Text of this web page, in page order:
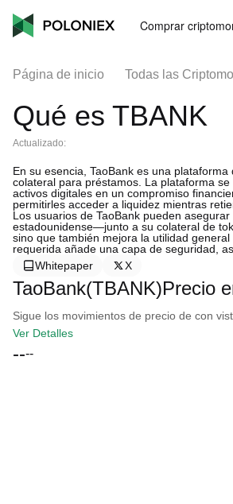
Comprar
Página de inicio Todas las
Qué es TBANK
Actualizado:
En su esencia, TaoBank es una
colateral para préstamos. La plataforma
activos digitales en un compromiso
permitirles acceder a liquidez mientras
Los usuarios de TaoBank pueden
estadounidense—junto a su colateral de
sino que también mejora la utilidad
requerida añade una capa de seguridad,
Whitepaper
X
TaoBank(TBANK)Precio
Sigue los movimientos de precio de con
Ver Detalles
----